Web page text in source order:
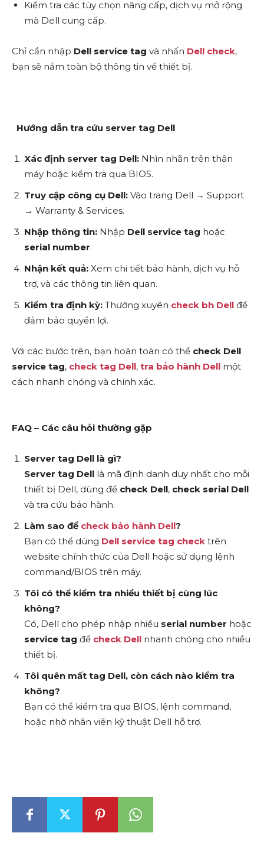
Kiểm tra các tùy chọn nâng cấp, dịch vụ mở rộng
mà Dell cung cấp.
Chỉ cần nhập Dell service tag và nhấn Dell check,
bạn sẽ nắm toàn bộ thông tin về thiết bị.
Hướng dẫn tra cứu server tag Dell
Xác định server tag Dell: Nhìn nhãn trên thân
máy hoặc kiểm tra qua BIOS.
Truy cập công cụ Dell: Vào trang Dell → Support
→ Warranty & Services.
Nhập thông tin: Nhập Dell service tag hoặc
serial number.
Nhận kết quả: Xem chi tiết bảo hành, dịch vụ hỗ
trợ, và các thông tin liên quan.
Kiểm tra định kỳ: Thường xuyên check bh Dell để
đảm bảo quyền lợi.
Với các bước trên, bạn hoàn toàn có thể check Dell
service tag, check tag Dell, tra bảo hành Dell một
cách nhanh chóng và chính xác.
FAQ – Các câu hỏi thường gặp
Server tag Dell là gì?
Server tag Dell là mã định danh duy nhất cho mỗi
thiết bị Dell, dùng để check Dell, check serial Dell
và tra cứu bảo hành.
Làm sao để check bảo hành Dell?
Bạn có thể dùng Dell service tag check trên
website chính thức của Dell hoặc sử dụng lệnh
command/BIOS trên máy.
Tôi có thể kiểm tra nhiều thiết bị cùng lúc
không?
Có, Dell cho phép nhập nhiều serial number hoặc
service tag để check Dell nhanh chóng cho nhiều
thiết bị.
Tôi quên mất tag Dell, còn cách nào kiểm tra
không?
Bạn có thể kiểm tra qua BIOS, lệnh command,
hoặc nhờ nhân viên kỹ thuật Dell hỗ trợ.